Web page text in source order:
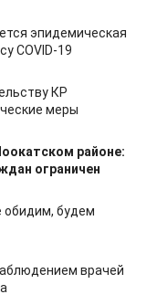
эпидемическая
COVID-19
КР
меры
районе:
ограничен
обидим, будем
врачей